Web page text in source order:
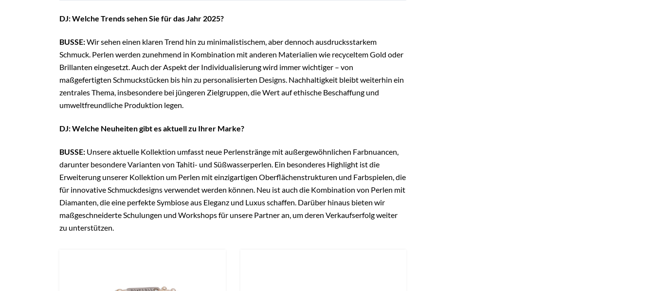
innovative Weise.
DJ: Welche Trends sehen Sie für das Jahr 2025?
BUSSE:Wir sehen einen klaren Trend hin zu minimalistischem, aber dennoch ausdrucksstarkem
Schmuck. Perlen werden zunehmend in Kombination mit anderen Materialien wie recyceltem Gold oder
Brillanten eingesetzt. Auch der Aspekt der Individualisierung wird immer wichtiger – von
maßgefertigten Schmuckstücken bis hin zu personalisierten Designs. Nachhaltigkeit bleibt weiterhin ein
zentrales Thema, insbesondere bei jüngeren Zielgruppen, die Wert auf ethische Beschaffung und
umweltfreundliche Produktion legen.
DJ: Welche Neuheiten gibt es aktuell zu Ihrer Marke?
BUSSE: Unsere aktuelle Kollektion umfasst neue Perlenstränge mit außergewöhnlichen Farbnuancen,
darunter besondere Varianten von Tahiti- und Süßwasserperlen. Ein besonderes Highlight ist die
Erweiterung unserer Kollektion um Perlen mit einzigartigen Oberflächenstrukturen und Farbspielen, die
für innovative Schmuckdesigns verwendet werden können. Neu ist auch die Kombination von Perlen mit
Diamanten, die eine perfekte Symbiose aus Eleganz und Luxus schaffen. Darüber hinaus bieten wir
maßgeschneiderte Schulungen und Workshops für unsere Partner an, um deren Verkaufserfolg weiter
zu unterstützen.